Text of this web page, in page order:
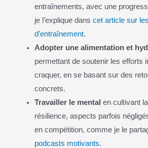
entraînements, avec une
je l’explique danscet article sur
d’entraînement.
Adopter une alimentation et
permettant de soutenir les efforts
craquer, en se basant sur des
concrets.
Travailler le mental en cultivant
résilience, aspects parfois
en compétition, comme je le
podcasts motivants.